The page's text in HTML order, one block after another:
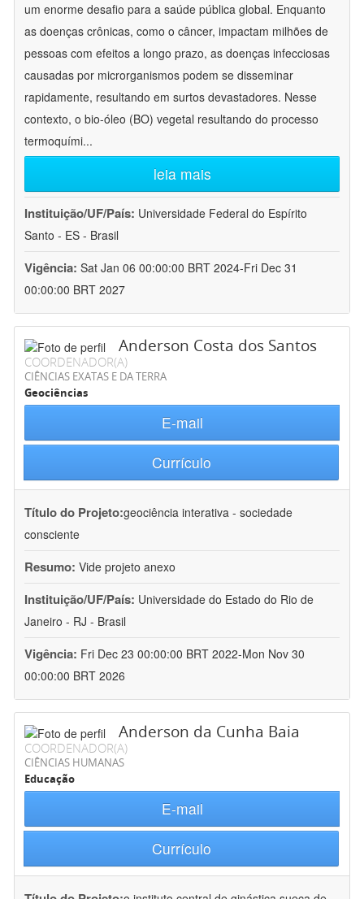
um enorme desafio para a saúde pública global. Enquanto
as doenças crônicas, como o câncer, impactam milhões de
pessoas com efeitos a longo prazo, as doenças infecciosas
causadas por microrganismos podem se disseminar
rapidamente, resultando em surtos devastadores. Nesse
contexto, o bio-óleo (BO) vegetal resultando do processo
termoquími...
leia mais
Instituição/UF/País: Universidade Federal do Espírito
Santo - ES - Brasil
Vigência: Sat Jan 06 00:00:00 BRT 2024-Fri Dec 31
00:00:00 BRT 2027
Anderson Costa dos Santos
COORDENADOR(A)
CIÊNCIAS EXATAS E DA TERRA
Geociências
E-mail
Currículo
Título do Projeto:geociência interativa - sociedade
consciente
Resumo: Vide projeto anexo
Instituição/UF/País: Universidade do Estado do Rio de
Janeiro - RJ - Brasil
Vigência: Fri Dec 23 00:00:00 BRT 2022-Mon Nov 30
00:00:00 BRT 2026
Anderson da Cunha Baia
COORDENADOR(A)
CIÊNCIAS HUMANAS
Educação
E-mail
Currículo